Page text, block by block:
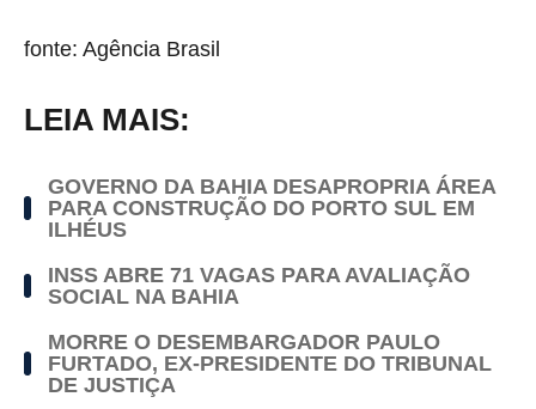
fonte: Agência Brasil
LEIA MAIS:
GOVERNO DA BAHIA DESAPROPRIA ÁREA
PARA CONSTRUÇÃO DO PORTO SUL EM
ILHÉUS
INSS ABRE 71 VAGAS PARA AVALIAÇÃO
SOCIAL NA BAHIA
MORRE O DESEMBARGADOR PAULO
FURTADO, EX-PRESIDENTE DO TRIBUNAL
DE JUSTIÇA